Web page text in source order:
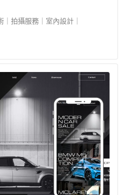
拍攝服務｜室內設計｜